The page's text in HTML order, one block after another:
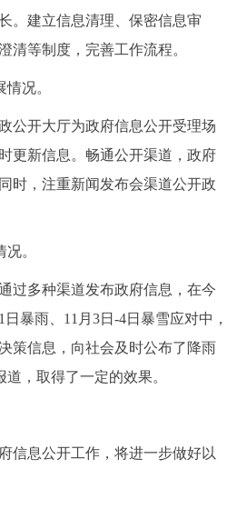
。建立信息清理、保密信息审
清等制度，完善工作流程。
况。
开大厅为政府信息公开受理场
更新信息。畅通公开渠道，政府
时，注重新闻发布会渠道公开政
。
多种渠道发布政府信息，在今
暴雨、11月3日-4日暴雪应对中，
策信息，向社会及时公布了降雨
，取得了一定的效果。
息公开工作，将进一步做好以